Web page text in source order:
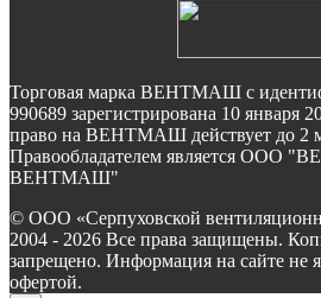
Торговая марка ВЕНТМАШ с
990689 зарегистрирована 10 января
право на ВЕНТМАШ действует до 2
Правообладателем является ООО
ВЕНТМАШ"
© ООО «Серпуховской
2004 - 2026 Все права защищены.
запрещено. Информация на сайте не
офертой.